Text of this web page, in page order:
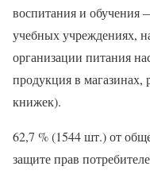
воспитания и обучения
учебных учреждениях,
организации питания
продукция в магазинах,
книжек).
62,7 % (1544 шт.) от
защите прав